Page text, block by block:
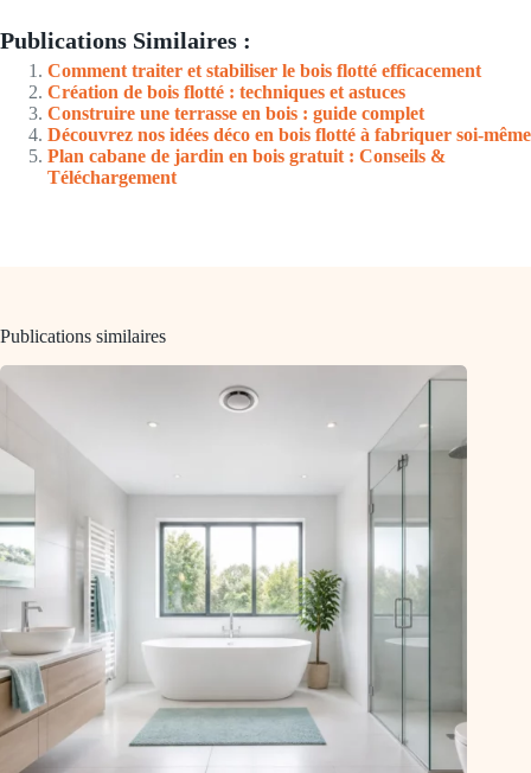
Publications Similaires :
Comment traiter et stabiliser le bois flotté efficacement
Création de bois flotté : techniques et astuces
Construire une terrasse en bois : guide complet
Découvrez nos idées déco en bois flotté à fabriquer soi‑même
Plan cabane de jardin en bois gratuit : Conseils &
Téléchargement
Publications similaires